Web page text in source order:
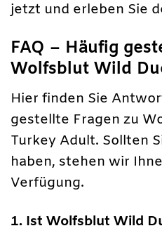
jetzt und erleben Sie
FAQ – Häufig
Wolfsblut Wild
Hier finden Sie
gestellte Fragen zu
Turkey Adult. Sollten
haben, stehen wir
Verfügung.
1. Ist Wolfsblut Wild